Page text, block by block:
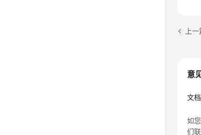
上
意
文
如
们